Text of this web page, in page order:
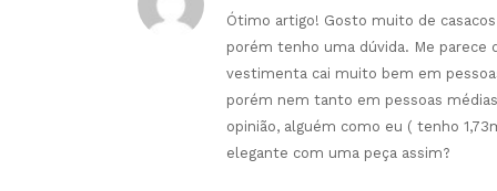
Ótimo artigo! Gosto muito de
porém tenho uma dúvida. Me parece
vestimenta cai muito bem em
porém nem tanto em pessoas
opinião, alguém como eu ( tenho
elegante com uma peça assim?